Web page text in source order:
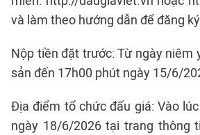
và làm theo hướng dẫn để đăng
Nộp tiền đặt trước: Từ ngày niêm
sản đến 17h00 phút ngày 15/6/
Địa điểm tổ chức đấu giá: Vào
ngày 18/6/2026 tại trang thông